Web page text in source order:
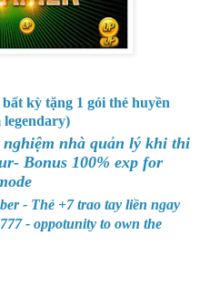
kỳ tặng 1 gói thẻ huyền
nhà quản lý khi thi
Bonus 100% exp for
- Thẻ +7 trao tay liền ngay
- oppotunity to own the